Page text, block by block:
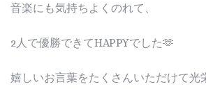
音楽にも気持ちよくのれて、
2人で優勝できてHAPPYでした🫶
嬉しいお言葉をたくさんいただけて光